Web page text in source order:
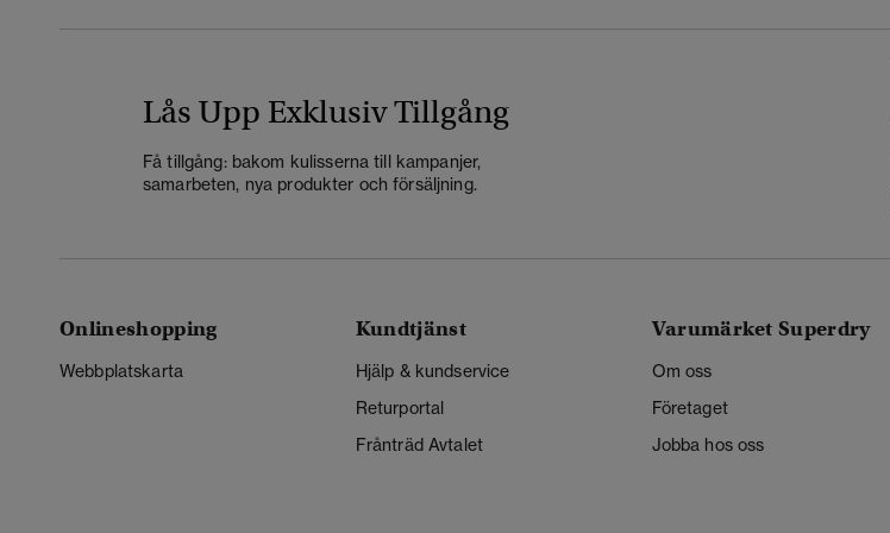
Lås Upp Exklusiv Tillgång
Få tillgång: bakom kulisserna till kampanjer,
samarbeten, nya produkter och försäljning.
Onlineshopping
Webbplatskarta
Kundtjänst
Hjälp & kundservice
Returportal
Frånträd Avtalet
Varumärket Superdry
Om oss
Företaget
Jobba hos oss